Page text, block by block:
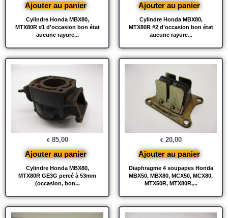
Cylindre Honda MBX80,
MTX80R #1 d’occasion bon état
aucune rayure...
Ajouter au panier
Cylindre Honda MBX80,
MTX80R #2 d’occasion bon état
aucune rayure...
Ajouter au panier
Cylindre Honda MBX80,
MTX80R GE3G percé à 53mm
(occasion, bon...
€ 85,00
Ajouter au panier
Diaphragme 4 soupapes Honda
MBX50, MBX80, MCX50, MCX80,
MTX50R, MTX80R,...
€ 20,00
Ajouter au panier